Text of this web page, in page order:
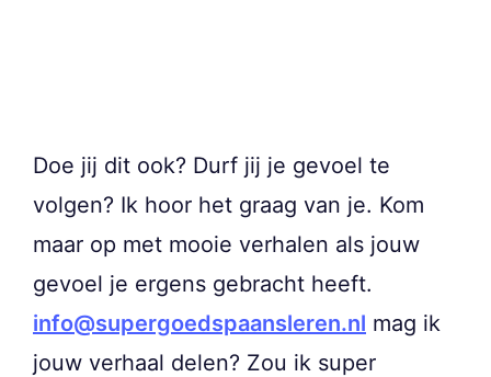
Doe jij dit ook? Durf jij je gevoel te
volgen? Ik hoor het graag van je. Kom
maar op met mooie verhalen als jouw
gevoel je ergens gebracht heeft.
info@supergoedspaansleren.nl mag ik
jouw verhaal delen? Zou ik super